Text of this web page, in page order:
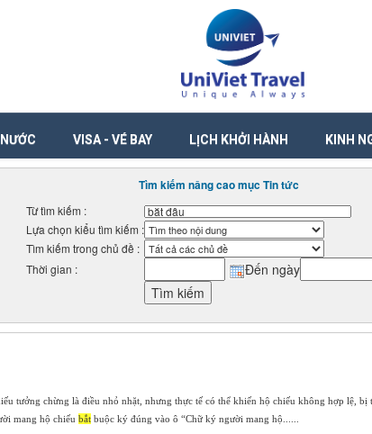
VISA - VÉ BAY LỊCH KHỞI HÀNH KINH
Tìm kiếm nâng cao mục Tin tức
Từ tìm kiếm :
Lựa chọn kiểu tìm kiếm :
Tìm kiếm trong chủ đề :
Thời gian :
Đến ngày
tưởng chừng là điều nhỏ nhặt, nhưng thực tế có thể khiến hộ chiếu không hợp lệ,
mang hộ chiếu bắt buộc ký đúng vào ô “Chữ ký người mang hộ......